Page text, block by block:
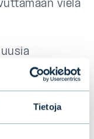
Tietoja
vielä
koitua